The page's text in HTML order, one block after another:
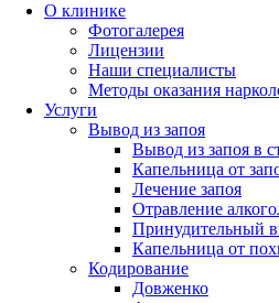
О клинике
Фотогалерея
Лицензии
Наши специалисты
Методы оказания
Услуги
Вывод из запоя
Вывод из запоя в
Капельница от
Лечение запоя
Отравление
Принудительный
Капельница от
Кодирование
Довженко